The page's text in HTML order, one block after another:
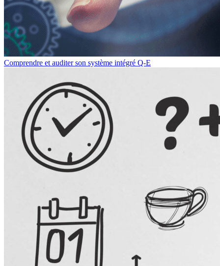
Comprendre et auditer son système intégré Q-E